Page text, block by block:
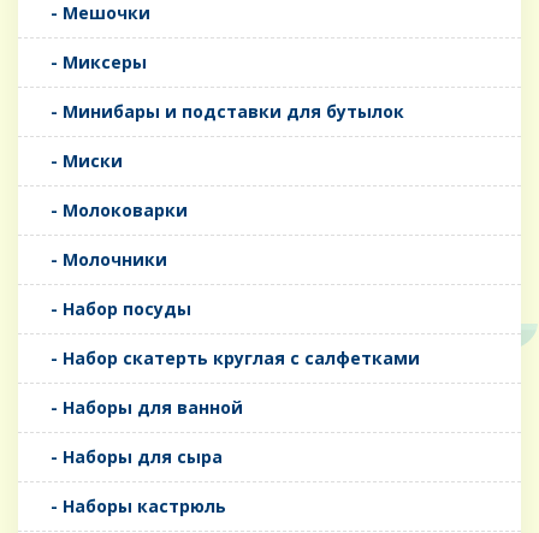
- Мешочки
- Миксеры
- Минибары и подставки для бутылок
- Миски
- Молоковарки
- Молочники
- Набор посуды
- Набор скатерть круглая с салфетками
- Наборы для ванной
- Наборы для сыра
- Наборы кастрюль